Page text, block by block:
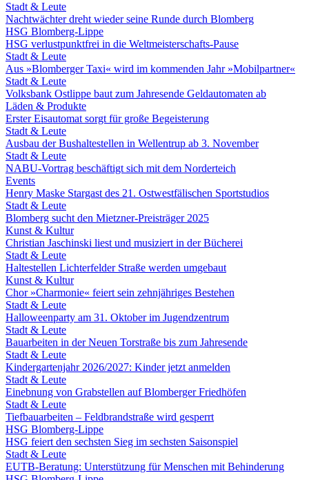
Stadt & Leute
Nachtwächter dreht wieder seine Runde durch Blomberg
HSG Blomberg-Lippe
HSG verlustpunktfrei in die Weltmeisterschafts-Pause
Stadt & Leute
Aus »Blomberger Taxi« wird im kommenden Jahr »Mobilpartner«
Stadt & Leute
Volksbank Ostlippe baut zum Jahresende Geldautomaten ab
Läden & Produkte
Erster Eisautomat sorgt für große Begeisterung
Stadt & Leute
Ausbau der Bushaltestellen in Wellentrup ab 3. November
Stadt & Leute
NABU-Vortrag beschäftigt sich mit dem Norderteich
Events
Henry Maske Stargast des 21. Ostwestfälischen Sportstudios
Stadt & Leute
Blomberg sucht den Mietzner-Preisträger 2025
Kunst & Kultur
Christian Jaschinski liest und musiziert in der Bücherei
Stadt & Leute
Haltestellen Lichterfelder Straße werden umgebaut
Kunst & Kultur
Chor »Charmonie« feiert sein zehnjähriges Bestehen
Stadt & Leute
Halloweenparty am 31. Oktober im Jugendzentrum
Stadt & Leute
Bauarbeiten in der Neuen Torstraße bis zum Jahresende
Stadt & Leute
Kindergartenjahr 2026/2027: Kinder jetzt anmelden
Stadt & Leute
Einebnung von Grabstellen auf Blomberger Friedhöfen
Stadt & Leute
Tiefbauarbeiten – Feldbrandstraße wird gesperrt
HSG Blomberg-Lippe
HSG feiert den sechsten Sieg im sechsten Saisonspiel
Stadt & Leute
EUTB-Beratung: Unterstützung für Menschen mit Behinderung